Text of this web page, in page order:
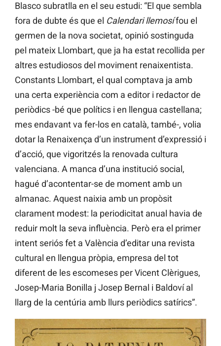
Blasco subratlla en el seu estudi: “El que sembla
fora de dubte és que el Calendari llemosífou el
germen de la nova societat, opinió sostinguda
pel mateix Llombart, que ja ha estat recollida per
altres estudiosos del moviment renaixentista.
Constants Llombart, el qual comptava ja amb
una certa experiència com a editor i redactor de
periòdics -bé que polítics i en llengua castellana;
mes endavant va fer-los en català, també-, volia
dotar la Renaixença d’un instrument d’expressió i
d’acció, que vigoritzés la renovada cultura
valenciana. A manca d’una institució social,
hagué d’acontentar-se de moment amb un
almanac. Aquest naixia amb un propòsit
clarament modest: la periodicitat anual havia de
reduir molt la seva influència. Però era el primer
intent seriós fet a València d’editar una revista
cultural en llengua pròpia, empresa del tot
diferent de les escomeses per Vicent Clèrigues,
Josep-Maria Bonilla j Josep Bernal i Baldoví al
llarg de la centúria amb llurs periòdics satírics”.